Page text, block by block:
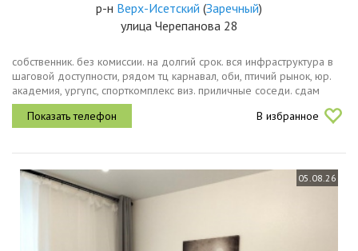
р-н Верх-Исетский (Заречный)
улица Черепанова 28
собственник. без комиссии. на долгий срок. вся инфраструктура в
шаговой доступности, рядом тц карнавал, оби, птичий рынок, юр.
академия, ургупс, спорткомплекс виз. приличные соседи. сдам
уютную теплую солнечную однокомнатную квартиру, с мебелью,
В избранное
05.08.26